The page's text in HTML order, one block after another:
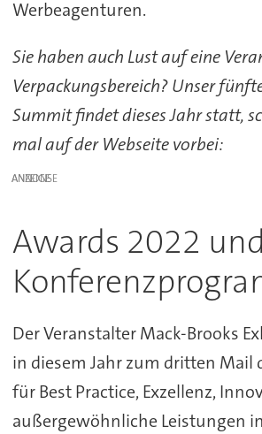
Werbeagenturen.
Sie haben auch Lust auf eine
Verpackungsbereich? Unser
Summit findet dieses Jahr statt,
mal auf der Webseite vorbei:
ANZEIGE
Awards 2022 und
Der Veranstalter Mack-Brooks
in diesem Jahr zum dritten Mail
für Best Practice, Exzellenz,
außergewöhnliche Leistungen